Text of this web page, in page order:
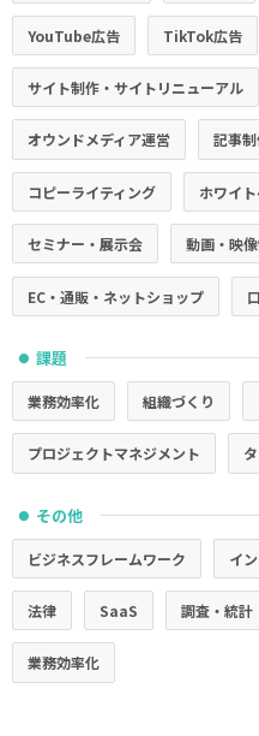
YouTube広告 TikTok広告
サイト制作・サイトリニューアル
オウンドメディア運営 記事
コピーライティング ホワイ
セミナー・展示会 動画・映
EC・通販・ネットショップ
● 課題
業務効率化 組織づくり
プロジェクトマネジメント
● その他
ビジネスフレームワーク イ
法律 SaaS 調査・統計
業務効率化